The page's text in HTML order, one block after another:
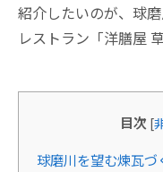
紹介したいのが、球
レストラン「洋膳屋
目次 [
球磨川を望む煉瓦づ